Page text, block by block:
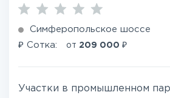
Симферопольское шоссе
₽ Сотка: от 209 000 ₽
Участки в промышленном